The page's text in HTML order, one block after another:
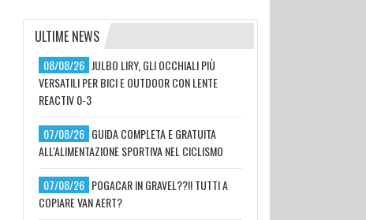
ULTIME NEWS
08/08/26 JULBO LIRY, GLI OCCHIALI PIÙ
VERSATILI PER BICI E OUTDOOR CON LENTE
REACTIV 0-3
07/08/26 GUIDA COMPLETA E GRATUITA
ALL'ALIMENTAZIONE SPORTIVA NEL CICLISMO
07/08/26 POGACAR IN GRAVEL??!! TUTTI A
COPIARE VAN AERT?